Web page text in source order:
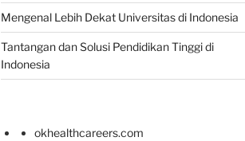
Mengenal Lebih Dekat Universitas di Indonesia
Tantangan dan Solusi Pendidikan Tinggi di
Indonesia
okhealthcareers.com